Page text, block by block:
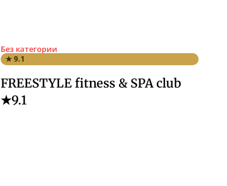
Без категории
★ 9.1
FREESTYLE fitness & SPA club
★9.1